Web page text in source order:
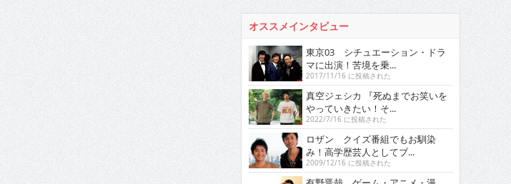
オススメインタビュー
東京03 シチュエーション・ドラ
マに出演！苦境を乗...
2017/11/16 に投稿された
真空ジェシカ 『死ぬまでお笑いを
やっていきたい！そ...
2022/7/16 に投稿された
ロザン クイズ番組でもお馴染
み！高学歴芸人としてブ...
2009/12/16 に投稿された